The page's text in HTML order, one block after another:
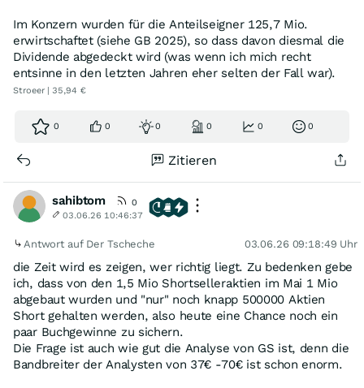
Im Konzern wurden für die Anteilseigner 125,7 Mio.
erwirtschaftet (siehe GB 2025), so dass davon diesmal die
Dividende abgedeckt wird (was wenn ich mich recht
entsinne in den letzten Jahren eher selten der Fall war).
Stroeer | 35,94 €
0 0 0 0 0 0
Zitieren
sahibtom
0
03.06.26 10:46:37
Antwort auf Der Tscheche 03.06.26 09:18:49 Uhr
die Zeit wird es zeigen, wer richtig liegt. Zu bedenken gebe
ich, dass von den 1,5 Mio Shortselleraktien im Mai 1 Mio
abgebaut wurden und "nur" noch knapp 500000 Aktien
Short gehalten werden, also heute eine Chance noch ein
paar Buchgewinne zu sichern.
Die Frage ist auch wie gut die Analyse von GS ist, denn die
Bandbreiter der Analysten von 37€ -70€ ist schon enorm.